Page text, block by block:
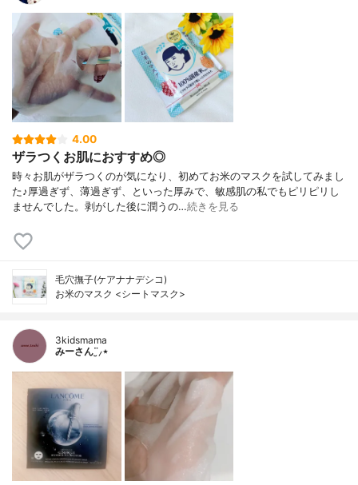
4.00
ザラつくお肌におすすめ◎
時々お肌がザラつくのが気になり、初めてお米のマスクを試してみまし
た♪厚過ぎず、薄過ぎず、といった厚みで、敏感肌の私でもピリピリし
ませんでした。剥がした後に潤うの…続きを見る
毛穴撫子(ケアナナデシコ)
お米のマスク <シートマスク>
3kidsmama
みーさん¨̮⸝⋆